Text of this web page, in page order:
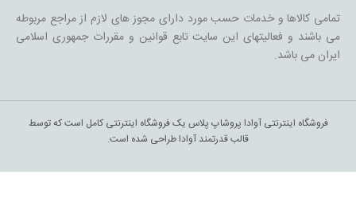
تمامی کالاها و خدمات حسب مورد دارای مجوز های لازم از مراجع مربوطه
می باشند و فعالیتهای این سایت تابع قوانین و مقررات جمهوری اسلامی
ایران می باشد.
فروشگاه اینترنتی آوادا پروشاپ پلاس یک فروشگاه اینترنتی کامل است که توسط
قالب قدرتمند آوادا طراحی شده است.